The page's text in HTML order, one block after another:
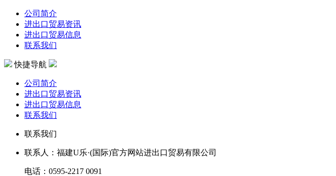
公司简介
进出口贸易资讯
进出口贸易信息
联系我们
快捷导航
公司简介
进出口贸易资讯
进出口贸易信息
联系我们
联系我们
联系人：福建U乐·(国际)官方网站进出口贸易有限公司
电话：0595-2217 0091